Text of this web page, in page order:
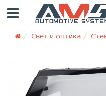
Свет и оптика